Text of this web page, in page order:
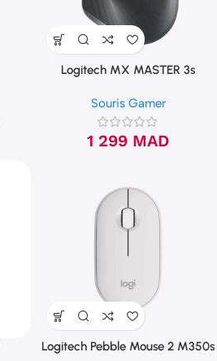
Logitech MX MASTER 3s
Souris Gamer
1 299 MAD
Logitech Pebble Mouse 2 M350s